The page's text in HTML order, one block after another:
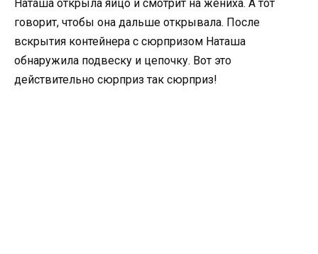
Наташа открыла яйцо и смотрит на жениха. А тот
говорит, чтобы она дальше открывала. После
вскрытия контейнера с сюрпризом Наташа
обнаружила подвеску и цепочку. Вот это
действительно сюрприз так сюрприз!